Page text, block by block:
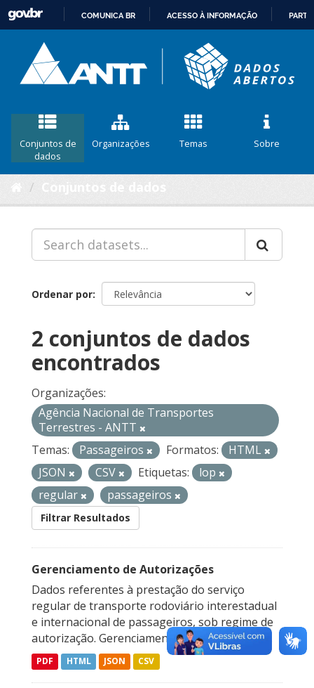
CONTEÚDO
COMUNICA BR ACESSO À INFORMAÇÃO
Conjuntos de
dados
Organizações Temas Sobre
Ordenar por
2 conjuntos de dados
encontrados
Organizações:
Agência Nacional de Transportes
Terrestres - ANTT
Temas:
Passageiros Formatos:
HTML
JSON
CSV Etiquetas:
lop
regular
passageiros
Filtrar Resultados
Gerenciamento de Autorizações
Dados referentes à prestação do serviço
regular de transporte rodoviário interestadual
e internacional de passageiros, sob regime de
autorização. Gerenciamento de Autorizações...
PDF HTML JSON CSV